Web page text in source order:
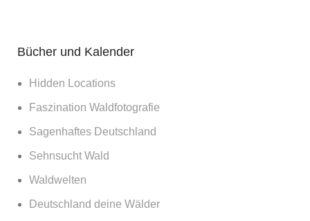
Bücher und Kalender
Hidden Locations
Faszination Waldfotografie
Sagenhaftes Deutschland
Sehnsucht Wald
Waldwelten
Deutschland deine Wälder